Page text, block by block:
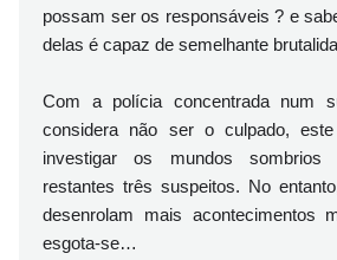
possam ser os responsáveis ? e
delas é capaz de semelhante
Com a polícia concentrada num
considera não ser o culpado,
investigar os mundos
restantes três suspeitos. No
desenrolam mais acontecimentos
esgota-se…